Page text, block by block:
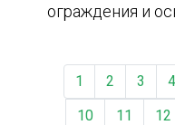
ограждения и
1 2 3 4
10
11 12